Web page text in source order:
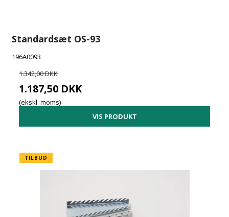
Standardsæt OS-93
196A0093
1.342,00 DKK
1.187,50 DKK
(ekskl. moms)
VIS PRODUKT
TILBUD